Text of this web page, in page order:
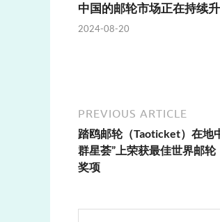
中国的邮轮市场正在持续
2024-08-20
PREVIOUS ARTICLE
踏鸥邮轮（Taoticket）在地
群星荟”上荣获最佳世界邮轮
奖项